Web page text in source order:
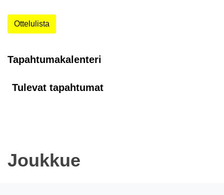
Ottelulista
Tapahtumakalenteri
Tulevat tapahtumat
Joukkue